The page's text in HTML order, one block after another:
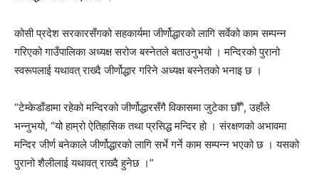
कोसी प्रदेश सरकारसँगको सहकार्यमा जीर्णोद्धारको लागि सर्वेको काम सम्पन्न
गरिएको गाउँपालिका अध्यक्ष सरोज बस्नेतले बताउनुभयो । मन्दिरको पुरानो
स्वरूपलाई यथावत् राख्दै जीर्णोद्धार गरिने अध्यक्ष बस्नेतको भनाइ छ ।
“टेम्केडाँडामा रहेको मन्दिरको जीर्णोद्धारसँगै विकासमा जुटेका छौँ”, उहाँले
भन्नुभयो, “यो हाम्रो ऐतिहासिक तथा प्रसिद्ध मन्दिर हो । संरक्षणको अभावमा
मन्दिर जीर्ण बनेकाले जीर्णोद्धारको लागि सर्भे गर्ने काम सम्पन्न भएको छ । यसको
पुरानो शैलीलाई यथावत् राख्दै हुनेछ ।”